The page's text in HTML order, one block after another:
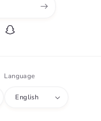
Snapchat
Language
English